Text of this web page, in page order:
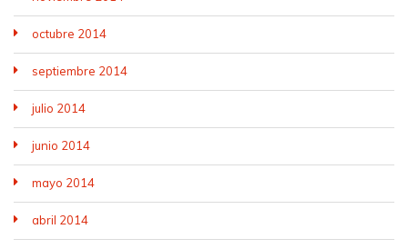
octubre 2014
septiembre 2014
julio 2014
junio 2014
mayo 2014
abril 2014